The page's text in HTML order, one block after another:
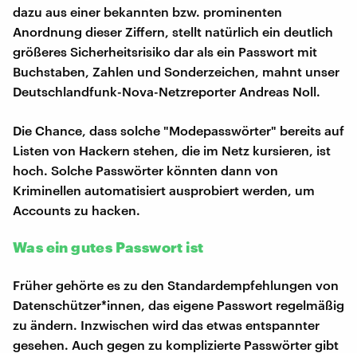
dazu aus einer bekannten bzw. prominenten
Anordnung dieser Ziffern, stellt natürlich ein deutlich
größeres Sicherheitsrisiko dar als ein Passwort mit
Buchstaben, Zahlen und Sonderzeichen, mahnt unser
Deutschlandfunk-Nova-Netzreporter Andreas Noll.
Die Chance, dass solche "Modepasswörter" bereits auf
Listen von Hackern stehen, die im Netz kursieren, ist
hoch. Solche Passwörter könnten dann von
Kriminellen automatisiert ausprobiert werden, um
Accounts zu hacken.
Was ein gutes Passwort ist
Früher gehörte es zu den Standardempfehlungen von
Datenschützer*innen, das eigene Passwort regelmäßig
zu ändern. Inzwischen wird das etwas entspannter
gesehen. Auch gegen zu komplizierte Passwörter gibt